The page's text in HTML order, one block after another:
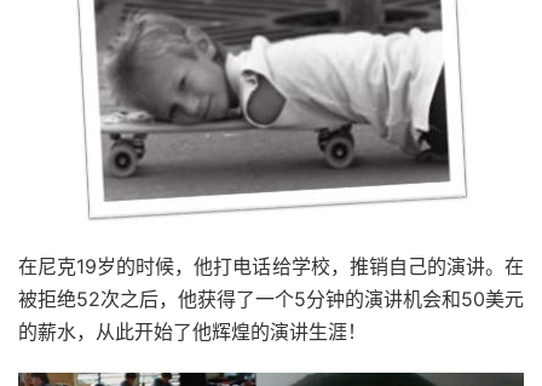
在尼克19岁的时候，他打电话给学校，推销自己的演讲。在
被拒绝52次之后，他获得了一个5分钟的演讲机会和50美元
的薪水，从此开始了他辉煌的演讲生涯！